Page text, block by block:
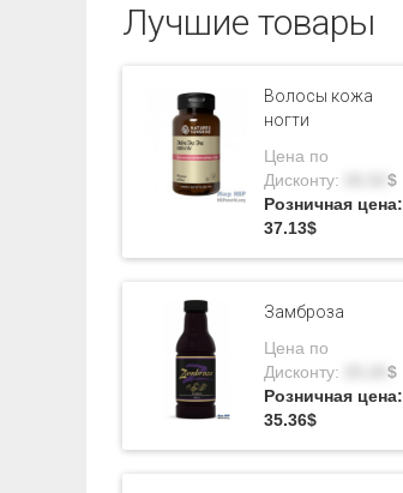
Лучшие товары
Волосы кожа
ногти
Цена по
Дисконту:
$
Розничная цена:
37.13$
Замброза
Цена по
Дисконту:
$
Розничная цена:
35.36$